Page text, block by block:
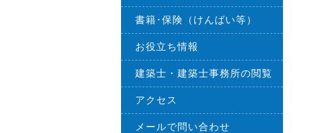
書籍･保険（けんばい等）
お役立ち情報
建築士・建築士事務所の閲覧
アクセス
メールで問い合わせ